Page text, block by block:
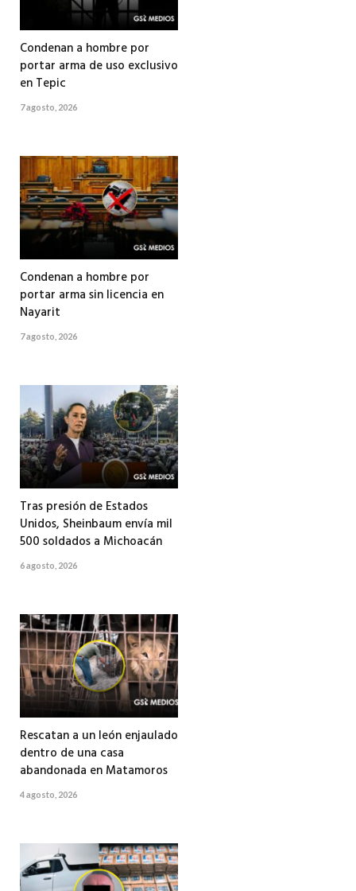
Condenan a hombre por
portar arma de uso exclusivo
en Tepic
7 agosto, 2026
Condenan a hombre por
portar arma sin licencia en
Nayarit
7 agosto, 2026
Tras presión de Estados
Unidos, Sheinbaum envía mil
500 soldados a Michoacán
6 agosto, 2026
Rescatan a un león enjaulado
dentro de una casa
abandonada en Matamoros
4 agosto, 2026